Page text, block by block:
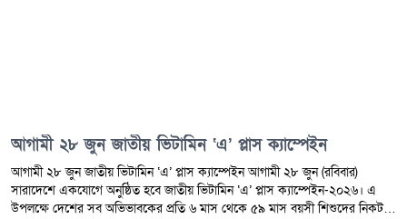
আগামী ২৮ জুন জাতীয় ভিটামিন ‘এ’ প্লাস ক্যাম্পেইন
আগামী ২৮ জুন জাতীয় ভিটামিন ‘এ’ প্লাস ক্যাম্পেইন আগামী ২৮ জুন (রবিবার)
সারাদেশে একযোগে অনুষ্ঠিত হবে জাতীয় ভিটামিন ‘এ’ প্লাস ক্যাম্পেইন-২০২৬। এ
উপলক্ষে দেশের সব অভিভাবকের প্রতি ৬ মাস থেকে ৫৯ মাস বয়সী শিশুদের নিকটস্থ